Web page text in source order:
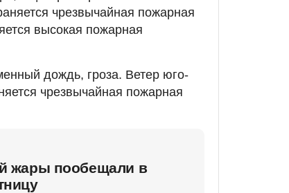
чрезвычайная пожарная
высокая пожарная
дождь, гроза. Ветер юго-
чрезвычайная пожарная
жары пообещали в